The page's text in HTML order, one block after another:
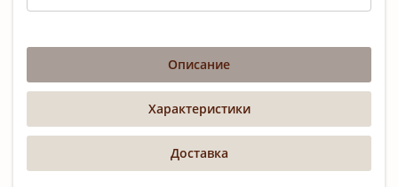
Описание
Характеристики
Доставка